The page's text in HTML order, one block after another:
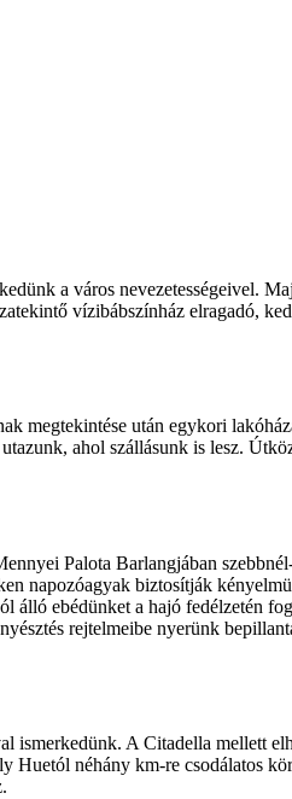
a város nevezetességeivel.
vízibábszínház elragadó,
után egykori
ahol szállásunk is lesz.
Palota Barlangjában
napozóagyak biztosítják
álló ebédünket a hajó fedélzetén
rejtelmeibe nyerünk
ismerkedünk. A Citadella mellett
Huetól néhány km-re csodálatos